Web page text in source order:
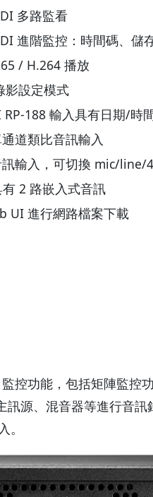
多路監看
進階監控：時間碼、儲
/ H.264 播放
影設定模式
188 輸入具有日期/時
道類比音訊輸入
輸入，可切換 mic/line/
2 路嵌入式音訊
UI 進行網路檔案下載
控功能，包括矩陣監控
源、混音器等進行音